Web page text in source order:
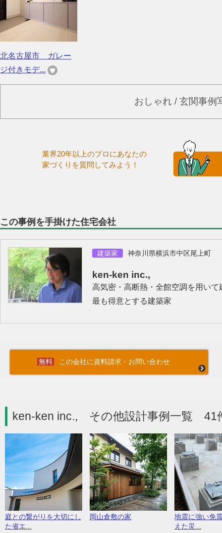
北名古屋市 ガレー
ジ付きモデ...
おしゃれ / 玄関事例
業界20年以上のプロにあなたの
家づくりを質問してみよう！
この事例を手掛けた住宅会社
建築家 神奈川県横浜市中区尾上町
ken-ken inc.,
高気密・高断熱・全館空調を用い
最も得意とする建築家
この会社に資料請求・お問い合わせ
ken-ken inc., その他設計事例一覧 41
庭との繋がりを大切にし
た省エ...
岡山倉敷の家
地震に強い免
えた災...